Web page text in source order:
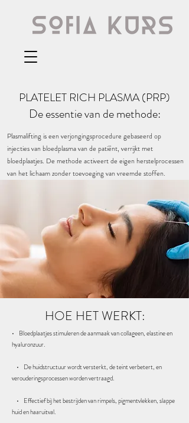
PLATELET RICH PLASMA (PRP)
De essentie van de methode:
Plasmalifting is een verjongingsprocedure gebaseerd op
injecties van bloedplasma van de patiënt, verrijkt met
bloedplaatjes. De methode activeert de eigen herstelprocessen
van het lichaam zonder toevoeging van vreemde stoffen.
HOE HET WERKT:
• Bloedplaatjes stimuleren de aanmaak van collageen, elastine en
hyaluronzuur.
• De huidstructuur wordt versterkt, de teint verbetert, en
verouderingsprocessen worden vertraagd.
• Effectief bij het bestrijden van rimpels, pigmentvlekken, slappe
huid en haaruitval.